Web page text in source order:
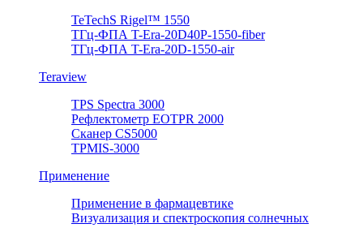
TeTechS Rigel™ 1550
ТГц-ФПА T-Era-20D40P-1550-fiber
ТГц-ФПА T-Era-20D-1550-air
Teraview
TPS Spectra 3000
Рефлектометр EOTPR 2000
Сканер CS5000
TPMIS-3000
Применение
Применение в фармацевтике
Визуализация и спектроскопия солнечных